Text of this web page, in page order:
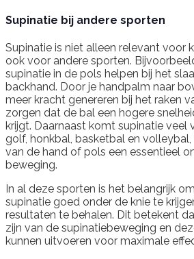
Supinatie bij andere sporten
Supinatie is niet alleen relevant voor
ook voor andere sporten.
supinatie in de pols helpen bij het
backhand. Door je handpalm naar
meer kracht genereren bij het raken
zorgen dat de bal een hogere
krijgt. Daarnaast komt supinatie veel
golf, honkbal, basketbal en volleybal,
van de hand of pols een essentieel
beweging.
In al deze sporten is het belangrijk
supinatie goed onder de knie te
resultaten te behalen. Dit betekent
zijn van de supinatiebeweging en
kunnen uitvoeren voor maximale